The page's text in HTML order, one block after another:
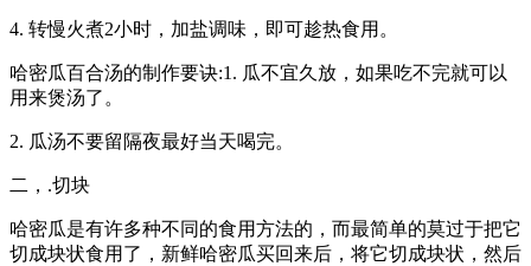
4. 转慢火煮2小时，加盐调味，即可趁热食用。
哈密瓜百合汤的制作要诀:1. 瓜不宜久放，如果吃不完就可以
用来煲汤了。
2. 瓜汤不要留隔夜最好当天喝完。
二，.切块
哈密瓜是有许多种不同的食用方法的，而最简单的莫过于把它
切成块状食用了，新鲜哈密瓜买回来后，将它切成块状，然后